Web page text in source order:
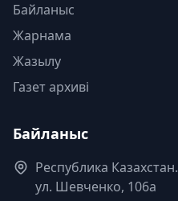
Байланыс
Жарнама
Жазылу
Газет архиві
Байланыс
Республика
ул. Шевченко, 106а